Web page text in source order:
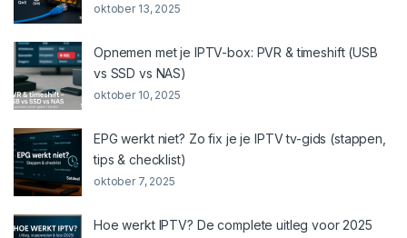
oktober 13, 2025
Opnemen met je IPTV-box: PVR & timeshift (USB
vs SSD vs NAS)
oktober 10, 2025
EPG werkt niet? Zo fix je je IPTV tv-gids (stappen,
tips & checklist)
oktober 7, 2025
Hoe werkt IPTV? De complete uitleg voor 2025